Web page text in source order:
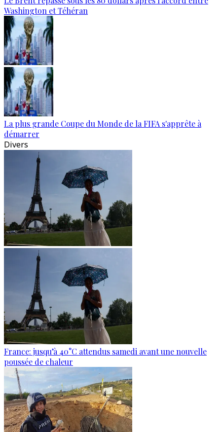
Washington et Téhéran
La plus grande Coupe du Monde de la FIFA s'apprête à
démarrer
Divers
France: jusqu’à 40°C attendus samedi avant une nouvelle
poussée de chaleur